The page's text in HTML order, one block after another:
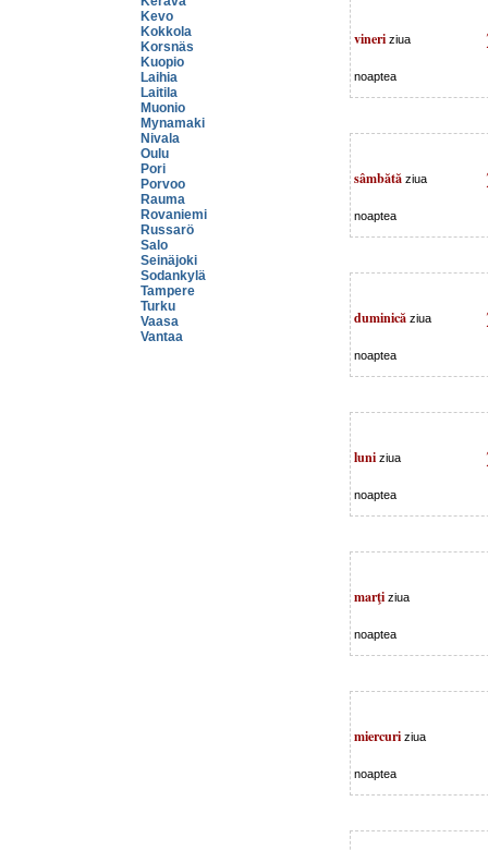
Kevo
Kokkola
Korsnäs
Kuopio
Laihia
Laitila
Muonio
Mynamaki
Nivala
Oulu
Pori
Porvoo
Rauma
Rovaniemi
Russarö
Salo
Seinäjoki
Sodankylä
Tampere
Turku
Vaasa
Vantaa
vineri ziua
noaptea
sâmbătă ziua
noaptea
duminică ziua
noaptea
luni ziua
noaptea
marţi ziua
noaptea
miercuri ziua
noaptea